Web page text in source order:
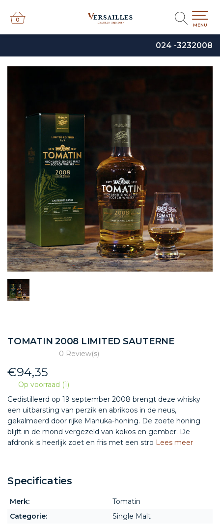
024 -3232008
0
0
MENU
TOMATIN 2008 LIMITED SAUTERNE
0 Review(s)
€94,35
Op voorraad (1)
Gedistilleerd op 19 september 2008 brengt deze whisky
een uitbarsting van perzik en abrikoos in de neus,
gekalmeerd door rijke Manuka-honing. De zoete honing
blijft in de mond vergezeld van kokos en gember. De
afdronk is heerlijk zoet en fris met een stro Lees meer
Specificaties
Merk:
Tomatin
Categorie:
Single Malt